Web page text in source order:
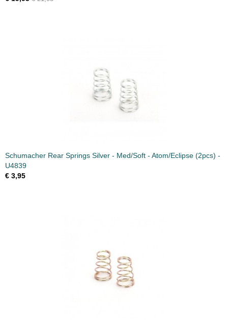
Schumacher Rear Springs Silver - Med/Soft - Atom/Eclipse (2pcs) -
U4839
€ 3,95